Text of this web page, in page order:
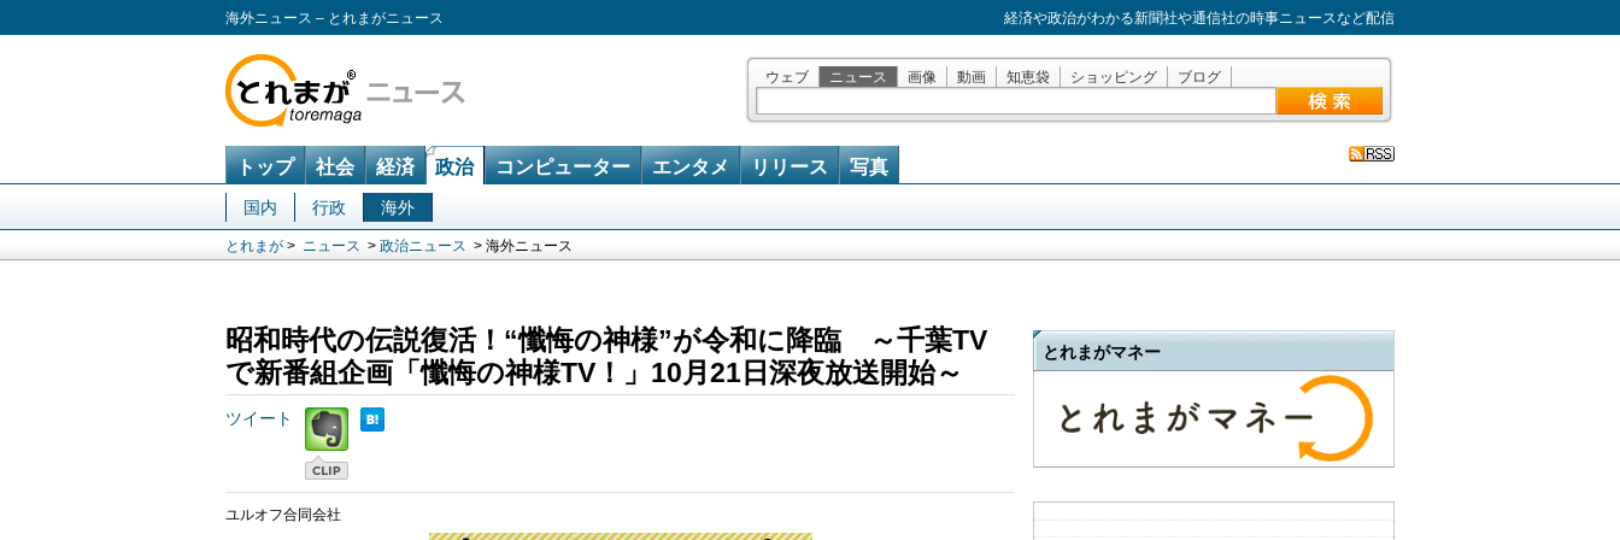
海外ニュース – とれまがニュース 経済や政治がわかる新聞社や通信社の時事ニュースなど配信
ウェブ ニュース 画像 動画 知恵袋 ショッピング ブログ
トップ 社会 経済 政治 コンピューター エンタメ リリース 写真
国内 行政 海外
とれまが > ニュース > 政治ニュース > 海外ニュース
昭和時代の伝説復活！“懺悔の神様”が令和に降臨 ～千葉TV
で新番組企画「懺悔の神様TV！」10月21日深夜放送開始～
ツイート
ユルオフ合同会社
とれまがマネー